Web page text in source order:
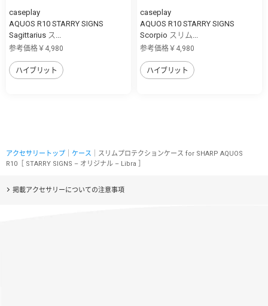
caseplay
AQUOS R10 STARRY SIGNS
Sagittarius ス...
参考価格￥4,980
ハイブリット
caseplay
AQUOS R10 STARRY SIGNS
Scorpio スリム...
参考価格￥4,980
ハイブリット
アクセサリートップ ケース ｜スリムプロテクションケース for SHARP AQUOS
R10［ STARRY SIGNS – オリジナル – Libra ］
掲載アクセサリーについての注意事項